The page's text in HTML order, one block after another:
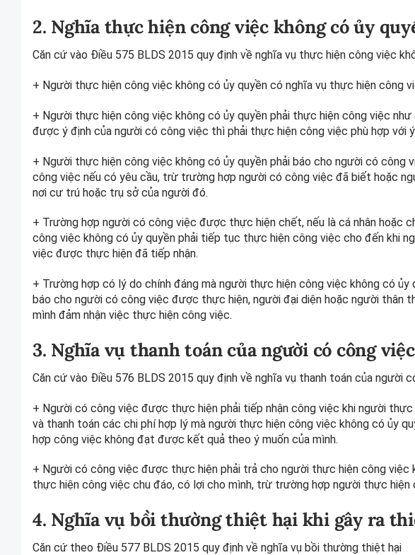
2. Nghĩa thực hiện công việc không có ủy
Căn cứ vào Điều 575 BLDS 2015 quy định về nghĩa vụ thực hiện công việc
+ Người thực hiện công việc không có ủy quyền có nghĩa vụ thực hiện công
+ Người thực hiện công việc không có ủy quyền phải thực hiện công việc
được ý định của người có công việc thì phải thực hiện công việc phù hợp với
+ Người thực hiện công việc không có ủy quyền phải báo cho người có
công việc nếu có yêu cầu, trừ trường hợp người có công việc đã biết hoặc
nơi cư trú hoặc trụ sở của người đó.
+ Trường hợp người có công việc được thực hiện chết, nếu là cá nhân hoặc
công việc không có ủy quyền phải tiếp tục thực hiện công việc cho đến khi
việc được thực hiện đã tiếp nhận.
+ Trường hợp có lý do chính đáng mà người thực hiện công việc không có
báo cho người có công việc được thực hiện, người đại diện hoặc người thân
mình đảm nhận việc thực hiện công việc.
3. Nghĩa vụ thanh toán của người có công
Căn cứ vào Điều 576 BLDS 2015 quy định về nghĩa vụ thanh toán của người
+ Người có công việc được thực hiện phải tiếp nhận công việc khi người
và thanh toán các chi phí hợp lý mà người thực hiện công việc không có ủy
hợp công việc không đạt được kết quả theo ý muốn của mình.
+ Người có công việc được thực hiện phải trả cho người thực hiện công việc
thực hiện công việc chu đáo, có lợi cho mình, trừ trường hợp người thực hiện
4. Nghĩa vụ bồi thường thiệt hại khi gây ra
Căn cứ theo Điều 577 BLDS 2015 quy định về nghĩa vụ bồi thường thiệt hại